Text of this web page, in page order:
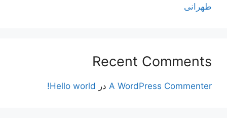
طهرانی
Recent Comments
A WordPress Commenter در Hello world!